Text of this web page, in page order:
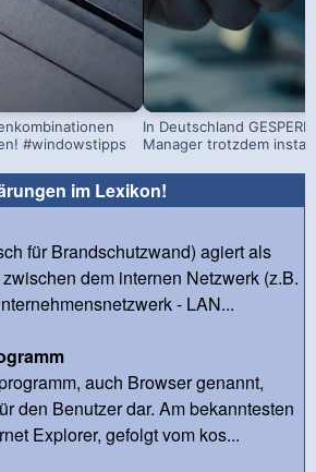
#windowstipps
In Deutschland
Manager trotzdem
im Lexikon!
für Brandschutzwand) agiert als
dem internen Netzwerk (z.B.
- LAN...
auch Browser genannt,
den Benutzer dar. Am bekanntesten
Explorer, gefolgt vom kos...